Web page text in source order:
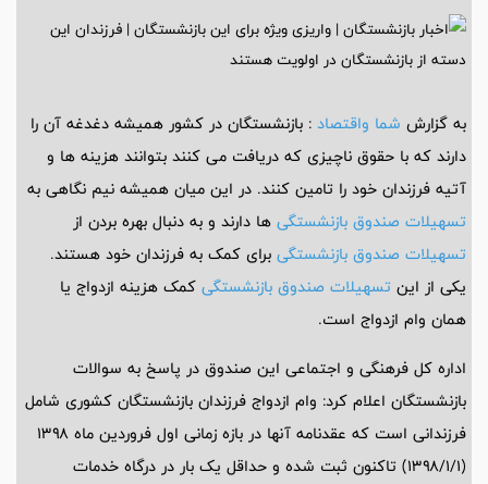
به گزارش شما واقتصاد : بازنشستگان در کشور همیشه دغدغه آن را
دارند که با حقوق ناچیزی که دریافت می کنند بتوانند هزینه ها و
آتیه فرزندان خود را تامین کنند. در این میان همیشه نیم نگاهی به
تسهیلات صندوق بازنشستگی ها دارند و به دنبال بهره بردن از
تسهیلات صندوق بازنشستگی برای کمک به فرزندان خود هستند.
یکی از این تسهیلات صندوق بازنشستگی کمک هزینه ازدواج یا
همان وام ازدواج است.
اداره کل فرهنگی و اجتماعی این صندوق در پاسخ به سوالات
بازنشستگان اعلام کرد: وام ازدواج فرزندان بازنشستگان کشوری شامل
فرزندانی است که عقدنامه آنها در بازه زمانی اول فروردین ماه ۱۳۹۸
(۱۳۹۸/۱/۱) تاکنون ثبت شده و حداقل یک بار در درگاه خدمات